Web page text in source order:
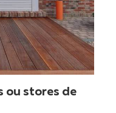
ou stores de